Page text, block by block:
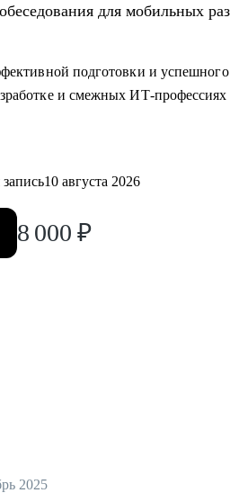
для мобильных
подготовки и
и смежных ИТ-профессиях
10 августа 2026
8 000 ₽
2025